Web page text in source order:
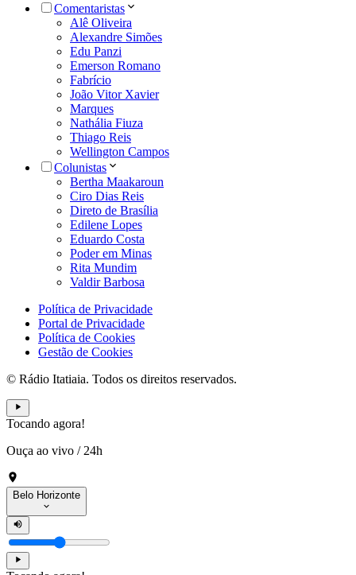
Comentaristas
Alê Oliveira
Alexandre Simões
Edu Panzi
Emerson Romano
Fabrício
João Vitor Xavier
Marques
Nathália Fiuza
Thiago Reis
Wellington Campos
Colunistas
Bertha Maakaroun
Ciro Dias Reis
Direto de Brasília
Edilene Lopes
Eduardo Costa
Poder em Minas
Rita Mundim
Valdir Barbosa
Política de Privacidade
Portal de Privacidade
Política de Cookies
Gestão de Cookies
© Rádio Itatiaia. Todos os direitos reservados.
Tocando agora!
Ouça ao vivo / 24h
Belo Horizonte